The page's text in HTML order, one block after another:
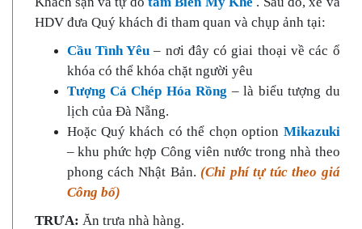
HDV đưa Quý khách đi tham quan và chụp ảnh tại:
Cầu Tình Yêu – nơi đây có giai thoại về các ổ
khóa có thể khóa chặt người yêu
Tượng Cá Chép Hóa Rồng – là biểu tượng du
lịch của Đà Nẵng.
Hoặc Quý khách có thể chọn option Mikazuki
– khu phức hợp Công viên nước trong nhà theo
phong cách Nhật Bản.(Chi phí tự túc theo giá
Công bố)
TRƯA: Ăn trưa nhà hàng.